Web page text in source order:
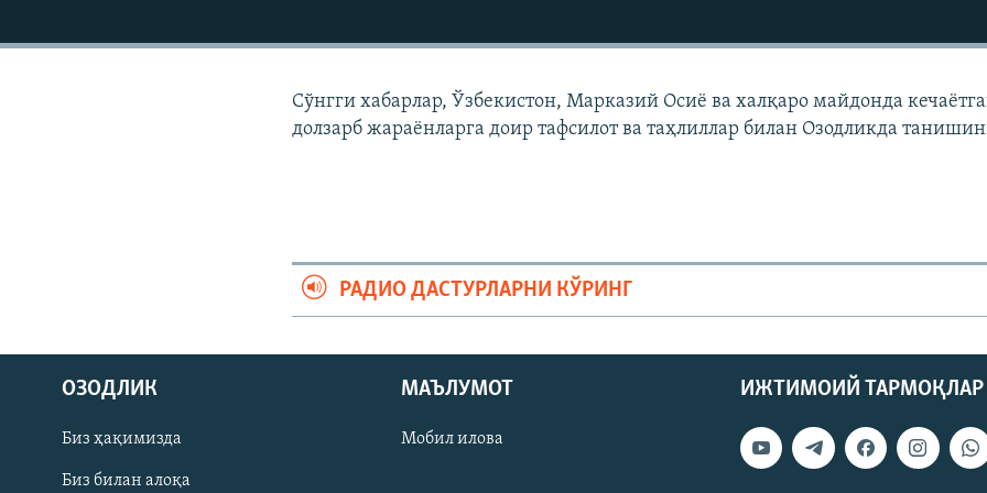
На русском
ИЖТИМОИЙ ТАРМОҚЛАР
Сўнгги хабарлар, Ўзбекистон, Марказий Осиë ва халқаро майдонда
долзарб жараëнларга доир тафсилот ва таҳлиллар билан Озодликда
РАДИО ДАСТУРЛАРНИ КЎРИНГ
ИЖТИМОИЙ ТАРМОҚЛАР
ОЗОДЛИК
Биз ҳақимизда
Биз билан алоқа
МАЪЛУМОТ
Мобил илова